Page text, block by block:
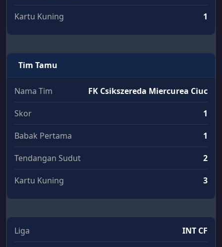
Kartu Kuning 1
Tim Tamu
Nama Tim FK Csikszereda Miercurea Ciuc
Skor 1
Babak Pertama 1
Tendangan Sudut 2
Kartu Kuning 3
Liga INT CF